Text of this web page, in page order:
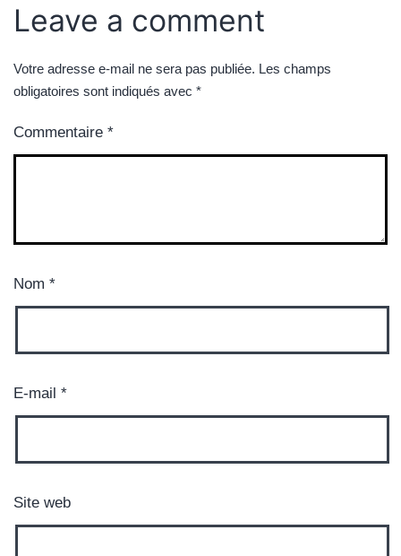
Leave a comment
Votre adresse e-mail ne sera pas publiée. Les champs
obligatoires sont indiqués avec *
Commentaire *
Nom *
E-mail *
Site web